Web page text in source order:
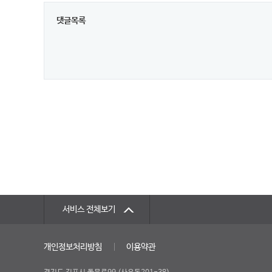
댓글목록
서비스 전체보기
개인정보처리방침 이용약관